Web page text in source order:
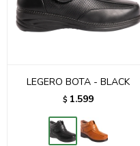
LEGERO BOTA - BLACK
$ 1.599